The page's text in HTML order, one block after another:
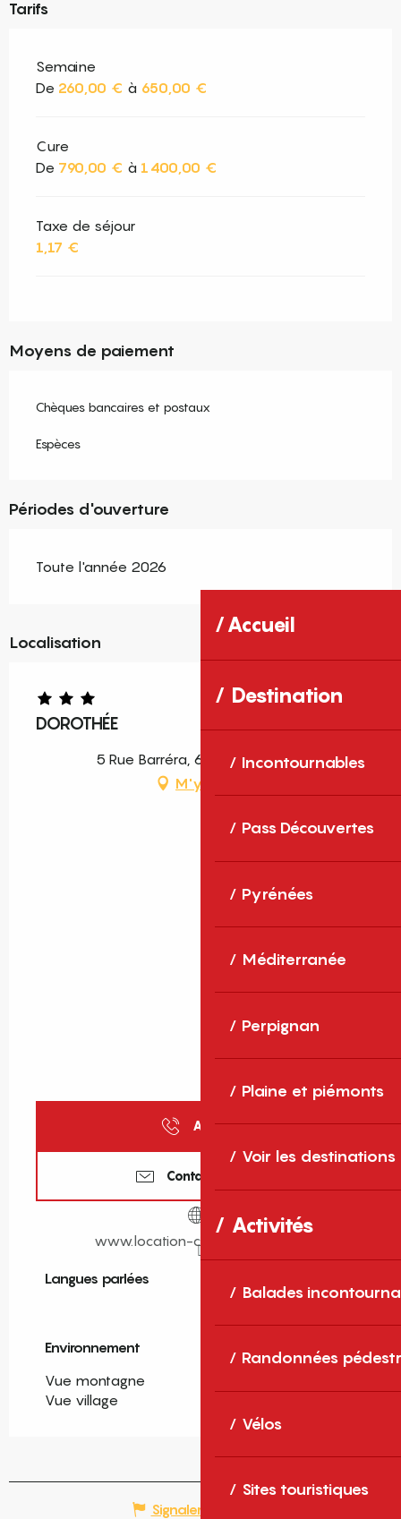
Accueil
Destination
Incontournables
Pass Découvertes
Pyrénées
Méditerranée
Perpignan
Plaine et piémonts
Voir les destinations
Activités
Balades
Randonnées
Vélos
Sites touristiques
Tarifs
Semaine
De 260,00 € à 650,00 €
Cure
De 790,00 € à 1 400,00 €
Taxe de séjour
1,17 €
Moyens de paiement
Chèques bancaires et postaux
Espèces
Périodes d'ouverture
Toute l'année 2026
Localisation
DOROTHÉE
5 Rue Barréra, 66160 Le Boulou
M'y rendre
Appeler
Contactez-nous
www.location-coste-leboulou.fr
Langues parlées
Langues parlées
Environnement
Environnement
Vue montagne
Vue village
Signaler une erreur